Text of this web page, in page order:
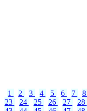
1 2 3 4 5 6 7
23
24 25 26 27
28